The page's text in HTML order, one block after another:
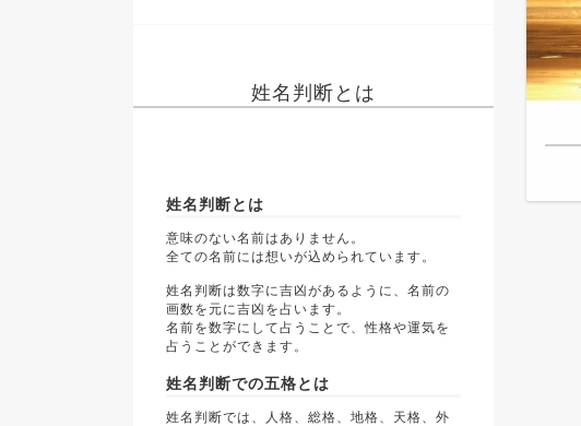
姓名判断とは
姓名判断とは
意味のない名前はありません。
全ての名前には想いが込められています。
姓名判断は数字に吉凶があるように、名前の
画数を元に吉凶を占います。
名前を数字にして占うことで、性格や運気を
占うことができます。
姓名判断での五格とは
姓名判断では、人格、総格、地格、天格、外